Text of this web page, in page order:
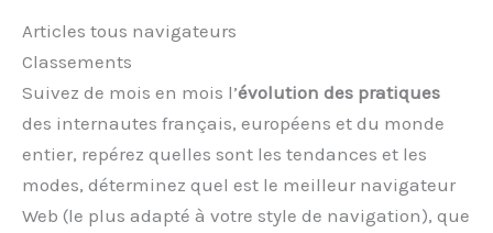
Articles tous navigateurs
Classements
Suivez de mois en mois l’évolution des pratiques
des internautes français, européens et du monde
entier, repérez quelles sont les tendances et les
modes, déterminez quel est le meilleur navigateur
Web (le plus adapté à votre style de navigation), que